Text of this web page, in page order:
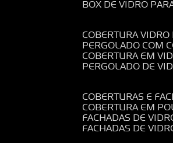
BOX DE VIDRO
COBERTURA
PERGOLADO COM
COBERTURA EM
PERGOLADO DE
COBERTURAS E
COBERTURA EM
FACHADAS DE
FACHADAS DE